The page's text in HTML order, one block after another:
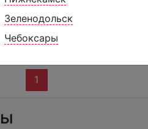
Зеленодольск
Чебоксары
до 550г
₽
1